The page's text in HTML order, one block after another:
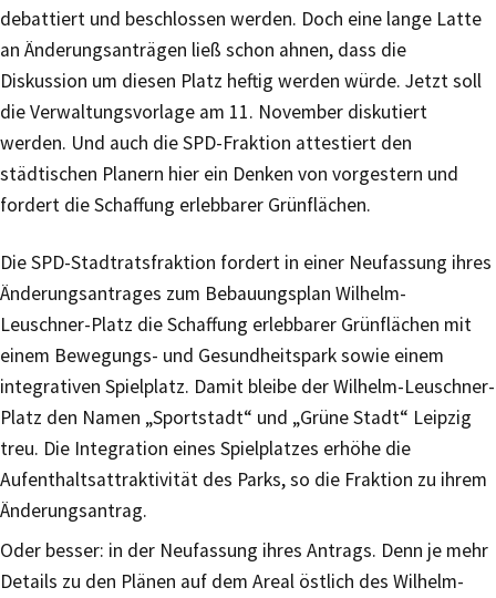
debattiert und beschlossen werden. Doch eine lange Latte
an Änderungsanträgen ließ schon ahnen, dass die
Diskussion um diesen Platz heftig werden würde. Jetzt soll
die Verwaltungsvorlage am 11. November diskutiert
werden. Und auch die SPD-Fraktion attestiert den
städtischen Planern hier ein Denken von vorgestern und
fordert die Schaffung erlebbarer Grünflächen.
Die SPD-Stadtratsfraktion fordert in einer Neufassung ihres
Änderungsantrages zum Bebauungsplan Wilhelm-
Leuschner-Platz die Schaffung erlebbarer Grünflächen mit
einem Bewegungs- und Gesundheitspark sowie einem
integrativen Spielplatz. Damit bleibe der Wilhelm-Leuschner-
Platz den Namen „Sportstadt“ und „Grüne Stadt“ Leipzig
treu. Die Integration eines Spielplatzes erhöhe die
Aufenthaltsattraktivität des Parks, so die Fraktion zu ihrem
Änderungsantrag.
Oder besser: in der Neufassung ihres Antrags. Denn je mehr
Details zu den Plänen auf dem Areal östlich des Wilhelm-